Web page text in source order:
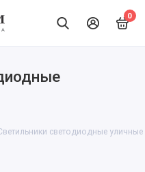
0
светодиодные уличные